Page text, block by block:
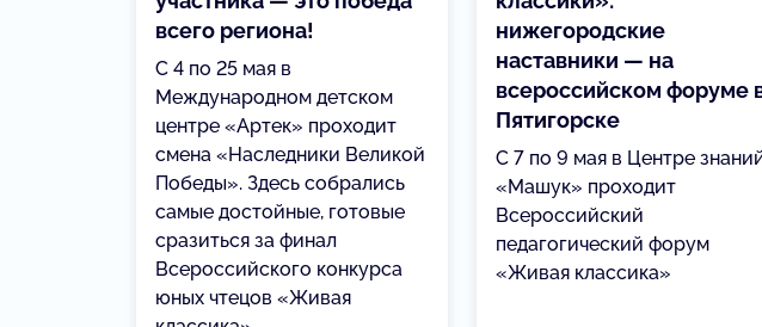
всего региона!
С 4 по 25 мая в
Международном детском
центре «Артек» проходит
смена «Наследники Великой
Победы». Здесь собрались
самые достойные, готовые
сразиться за финал
Всероссийского конкурса
юных чтецов «Живая
нижегородские
наставники — на
всероссийском форуме
Пятигорске
С 7 по 9 мая в Центре
«Машук» проходит
Всероссийский
педагогический форум
«Живая классика»